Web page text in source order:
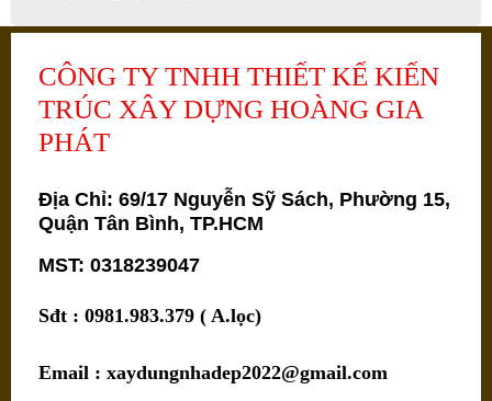
CÔNG TY TNHH THIẾT KẾ KIẾN
TRÚC XÂY DỰNG HOÀNG GIA
PHÁT
Địa Chỉ: 69/17 Nguyễn Sỹ Sách, Phường 15,
Quận Tân Bình, TP.HCM
MST: 0318239047
Sđt : 0981.983.379 ( A.lọc)
Email : xaydungnhadep2022@gmail.com